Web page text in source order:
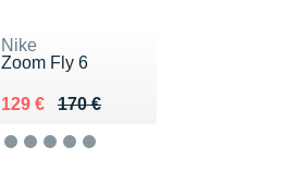
Nike
Zoom Fly 6
170 €
Au lieu de 170 €
129 €
Vendu 129 €